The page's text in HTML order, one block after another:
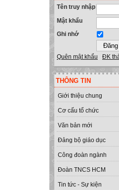
Tên truy nhập
Mật khẩu
Ghi nhớ
Quên mật khẩu ĐK
THÔNG TIN
Giới thiệu chung
Cơ cấu tổ chức
Văn bản mới
Đảng bộ giáo dục
Công đoàn ngành
Đoàn TNCS HCM
Tin tức - Sự kiện